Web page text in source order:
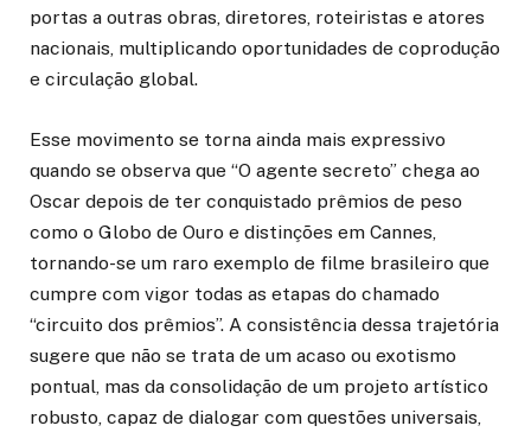
portas a outras obras, diretores, roteiristas e atores
nacionais, multiplicando oportunidades de coprodução
e circulação global.
Esse movimento se torna ainda mais expressivo
quando se observa que “O agente secreto” chega ao
Oscar depois de ter conquistado prêmios de peso
como o Globo de Ouro e distinções em Cannes,
tornando-se um raro exemplo de filme brasileiro que
cumpre com vigor todas as etapas do chamado
“circuito dos prêmios”. A consistência dessa trajetória
sugere que não se trata de um acaso ou exotismo
pontual, mas da consolidação de um projeto artístico
robusto, capaz de dialogar com questões universais,